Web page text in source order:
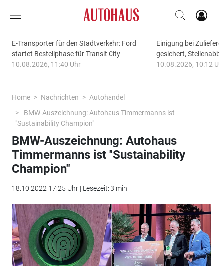
E-Transporter für den Stadtverkehr: Ford
startet Bestellphase für Transit City
10.08.2026, 11:40 Uhr
Einigung bei
gesichert,
10.08.2026, 10:12
Home Nachrichten
Autohandel
BMW-Auszeichnung: Autohaus Timmermanns ist
"Sustainability Champion"
BMW-Auszeichnung: Autohaus
Timmermanns ist "Sustainability
Champion"
18.10.2022 17:25 Uhr | Lesezeit: 3 min